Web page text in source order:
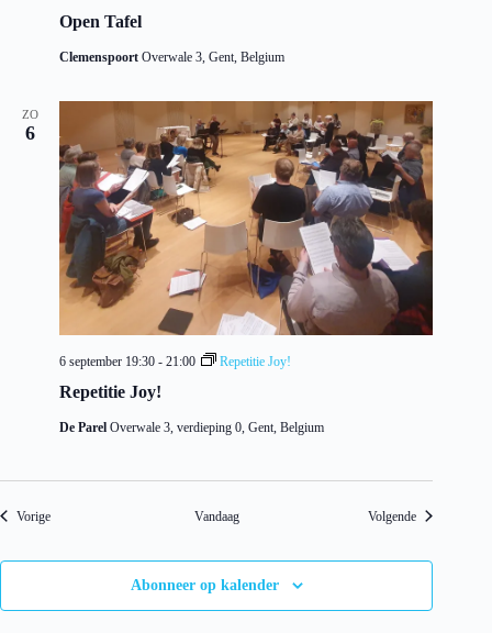
Open Tafel
Clemenspoort Overwale 3, Gent, Belgium
ZO
6
Repetitie Joy!
6 september 19:30 - 21:00 Repetitie Joy!
De Parel Overwale 3, verdieping 0, Gent, Belgium
VorigeEvenementen Vandaag VolgendeEvenementen
Abonneer op kalender